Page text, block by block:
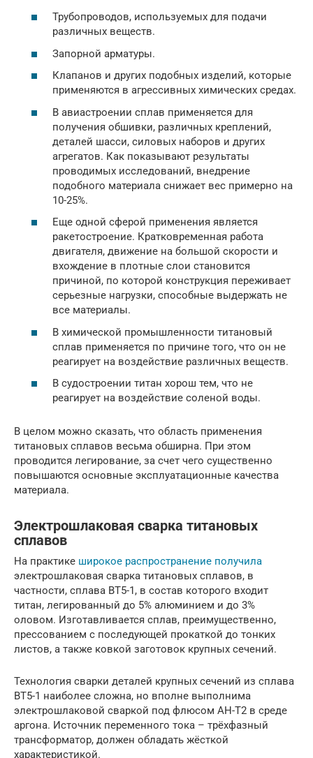
Трубопроводов, используемых для подачи
различных веществ.
Запорной арматуры.
Клапанов и других подобных изделий, которые
применяются в агрессивных химических средах.
В авиастроении сплав применяется для
получения обшивки, различных креплений,
деталей шасси, силовых наборов и других
агрегатов. Как показывают результаты
проводимых исследований, внедрение
подобного материала снижает вес примерно на
10-25%.
Еще одной сферой применения является
ракетостроение. Кратковременная работа
двигателя, движение на большой скорости и
вхождение в плотные слои становится
причиной, по которой конструкция переживает
серьезные нагрузки, способные выдержать не
все материалы.
В химической промышленности титановый
сплав применяется по причине того, что он не
реагирует на воздействие различных веществ.
В судостроении титан хорош тем, что не
реагирует на воздействие соленой воды.
В целом можно сказать, что область применения
титановых сплавов весьма обширна. При этом
проводится легирование, за счет чего существенно
повышаются основные эксплуатационные качества
материала.
Электрошлаковая сварка титановых
сплавов
На практике широкое распространение получила
электрошлаковая сварка титановых сплавов, в
частности, сплава ВТ5-1, в состав которого входит
титан, легированный до 5% алюминием и до 3%
оловом. Изготавливается сплав, преимущественно,
прессованием с последующей прокаткой до тонких
листов, а также ковкой заготовок крупных сечений.
Технология сварки деталей крупных сечений из сплава
ВТ5-1 наиболее сложна, но вполне выполнима
электрошлаковой сваркой под флюсом АН-Т2 в среде
аргона. Источник переменного тока – трёхфазный
трансформатор, должен обладать жёсткой
характеристикой.